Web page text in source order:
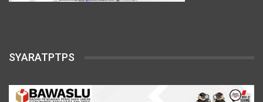
SYARATPTPS